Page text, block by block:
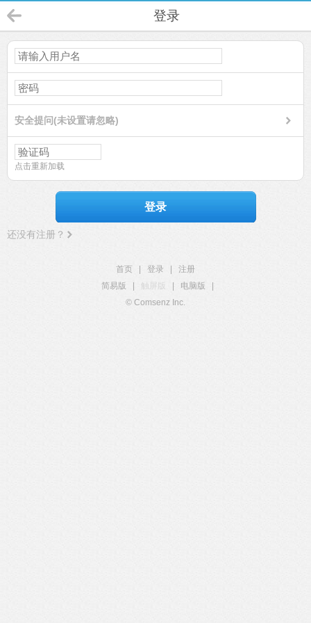
登录
安全提问(未设置请忽略)
点击重新加载
登录
还没有注册？
首页 登录
注册
简易版
触屏版 电脑版
© Comsenz Inc.